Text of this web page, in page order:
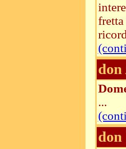
don
...
don